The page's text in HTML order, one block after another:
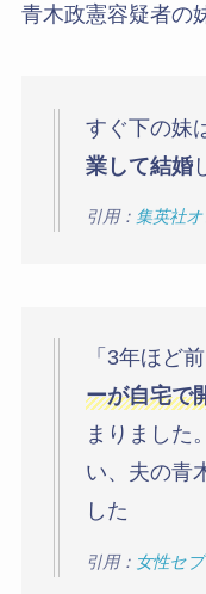
青木政憲容疑者の
すぐ下の妹
業して結婚
引用： 集英社
「3年ほど
ーが自宅で
まりました
い、夫の青
した
引用： 女性セ